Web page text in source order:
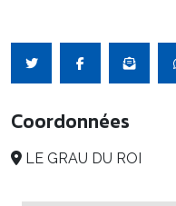
Coordonnées
LE GRAU DU ROI